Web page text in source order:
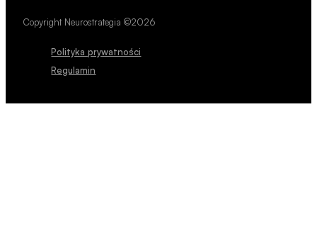
Copyright Neurostrategia ©2026
Polityka prywatności
Regulamin